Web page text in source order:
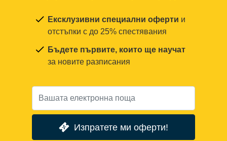
Ексклузивни специални оферти и
отстъпки с до 25% спестявания
Бъдете първите, които ще научат
за новите разписания
Изпратете ми оферти!